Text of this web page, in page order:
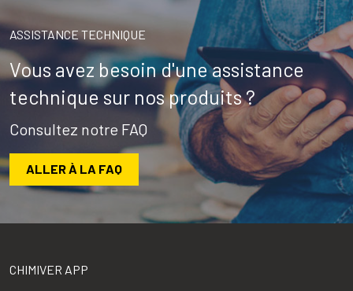
ASSISTANCE TECHNIQUE
Vous avez besoin d'une assistance
technique sur nos produits ?
Consultez notre FAQ
ALLER À LA FAQ
CHIMIVER APP